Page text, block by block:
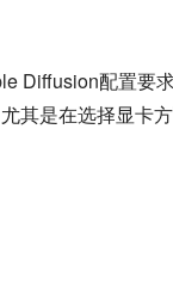
Diffusion配置要
其是在选择显卡